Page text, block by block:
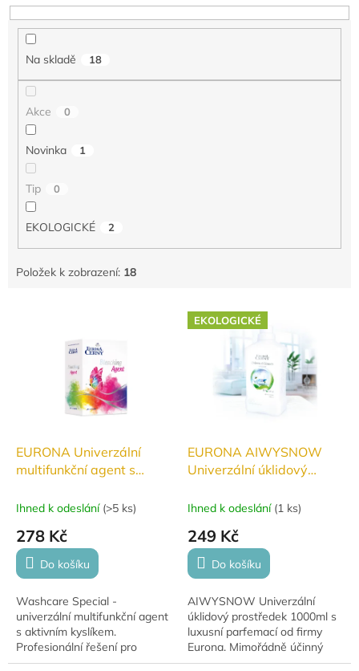
n
Na skladě 18
Akce 0
Novinka 1
Tip 0
EKOLOGICKÉ 2
Položek k zobrazení: 18
EURONA Univerzální
multifunkční agent s
Ihned k odeslání (>5 ks)
278 Kč
Do košíku
Washcare Special -
univerzální multifunkční agent
s aktivním kyslíkem.
Profesionální řešení pro
odstraňování skvrn, plísní a
EKOLOGICKÉ
EURONA AIWYSNOW
Univerzální úklidový
Ihned k odeslání (1 ks)
249 Kč
Do košíku
AIWYSNOW Univerzální
úklidový prostředek 1000ml s
luxusní parfemací od firmy
Eurona. Mimořádně účinný
proti nečistotám, zároveň